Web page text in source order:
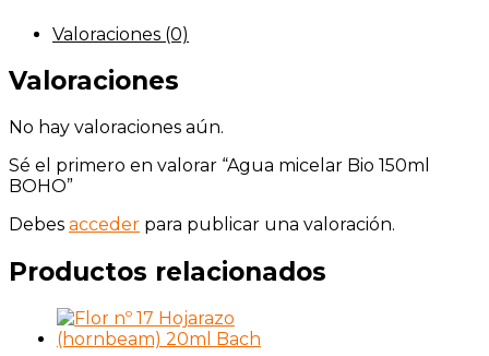
Valoraciones (0)
Valoraciones
No hay valoraciones aún.
Sé el primero en valorar “Agua micelar Bio 150ml
BOHO”
Debes acceder para publicar una valoración.
Productos relacionados